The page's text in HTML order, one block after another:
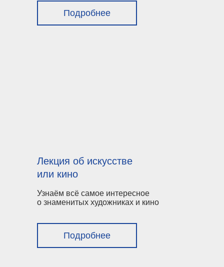
Подробнее
Узнаём всё самое интересное
о знаменитых художниках и кино
Лекция об искусстве
или кино
Подробнее